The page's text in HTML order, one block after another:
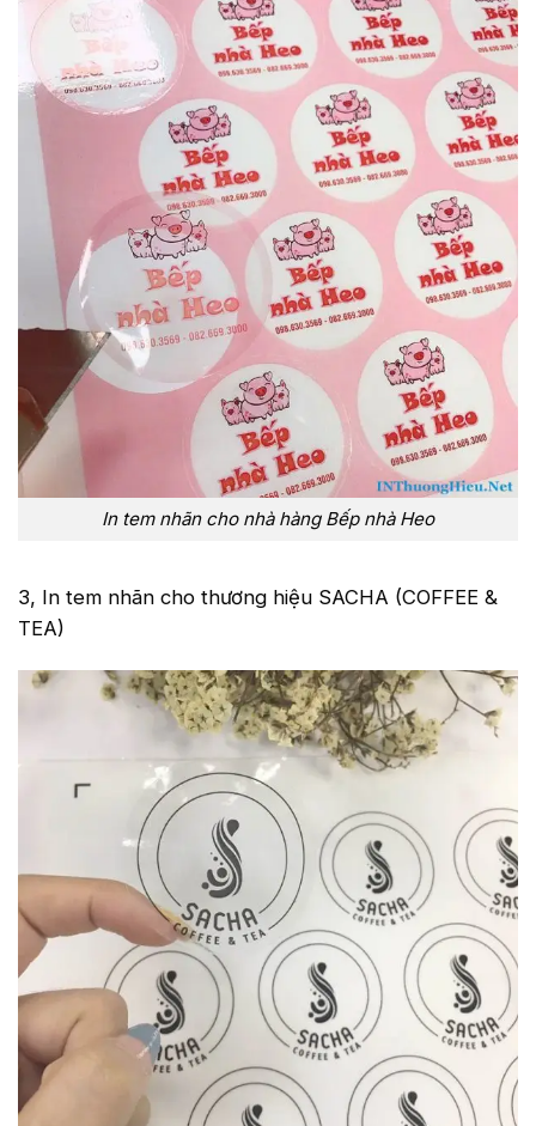
In tem nhãn cho nhà hàng Bếp nhà Heo
3, In tem nhãn cho thương hiệu SACHA (COFFEE &
TEA)